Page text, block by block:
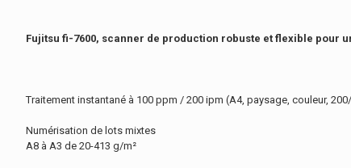
Fujitsu fi-7600, scanner de production robuste et flexible pour
Traitement instantané à 100 ppm / 200 ipm (A4, paysage, couleur,
Numérisation de lots mixtes
A8 à A3 de 20-413 g/m²